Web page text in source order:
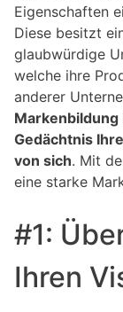
Eigenschaften
Diese besitzt
glaubwürdige
welche ihre
anderer
Markenbildung
Gedächtnis
von sich. Mit
eine starke
#1:
Ihren